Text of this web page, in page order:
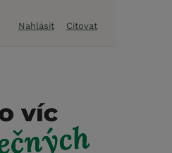
Nahlásit Citovat